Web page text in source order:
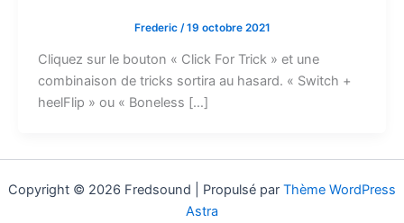
Frederic /19 octobre 2021
Cliquez sur le bouton « Click For Trick » et une
combinaison de tricks sortira au hasard. « Switch +
heelFlip » ou « Boneless […]
Copyright © 2026 Fredsound | Propulsé par Thème WordPress
Astra